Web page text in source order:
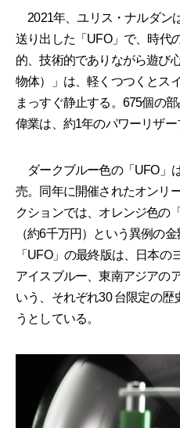
2021年、ユリス・ナルダン
送り出した「UFO」で、時代
的、技術的でありながら遊び
物体）」は、軽くつつくとス
まっすぐ静止する。675個の
偉業は、約1年のパワーリザー
ダークブルー色の「UFO」
売。同年に開催されたオンリ
クションでは、オレンジ色の
（約6千万円）という異例の
「UFO」の最終版は、日本
アイスブルー、東南アジアの
いう、それぞれ30 台限定の歴
うとしている。